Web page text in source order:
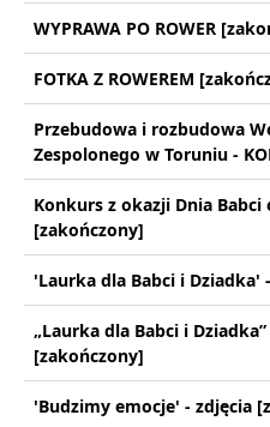
WYPRAWA PO ROWER
FOTKA Z ROWEREM
Przebudowa i rozbudowa
Zespolonego w Toruniu -
Konkurs z okazji Dnia Babci
[zakończony]
'Laurka dla Babci i Dziadka'
„Laurka dla Babci i
[zakończony]
'Budzimy emocje' - zdjęcia